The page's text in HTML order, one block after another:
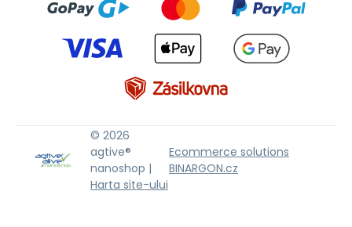
© 2026
agtive®
nanoshop |
Harta site-ului
Ecommerce solutions
BINARGON.cz